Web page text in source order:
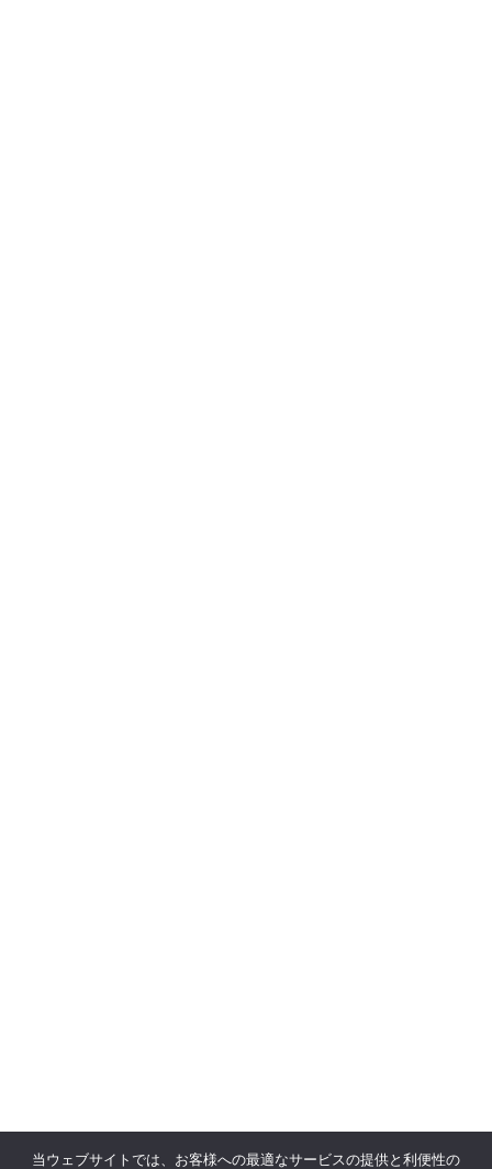
当ウェブサイトでは、お客様への最適なサービスの提供と利便性の